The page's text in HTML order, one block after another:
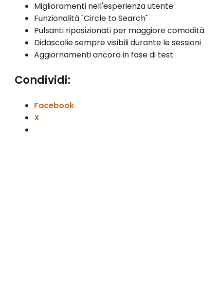
Miglioramenti nell'esperienza utente
Funzionalità "Circle to Search"
Pulsanti riposizionati per maggiore comodità
Didascalie sempre visibili durante le sessioni
Aggiornamenti ancora in fase di test
Condividi:
Facebook
X